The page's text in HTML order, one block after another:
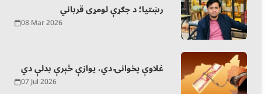
رښتیا؛ د جګړې لومړی قرباني
08 Mar 2026
غلاوې پخوانۍ دي، یوازې څېرې بدلې دي
07 Jul 2026